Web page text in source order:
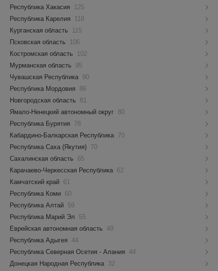
Республика Хакасия
125
Республика Карелия
118
Курганская область
115
Псковская область
106
Костромская область
102
Мурманская область
95
Чувашская Республика 90
Республика Мордовия
86
Новгородская область
81
Ямало-Ненецкий автономный округ 80
Республика Бурятия
78
Кабардино-Балкарская Республика 70
Республика Саха (Якутия) 70
Сахалинская область
65
Карачаево-Черкесская Республика 62
Камчатский край 61
Республика Коми 60
Республика Алтай 59
Республика Марий Эл
55
Еврейская автономная область 49
Республика Адыгея 44
Республика Северная Осетия - Алания 44
Донецкая Народная Республика 32